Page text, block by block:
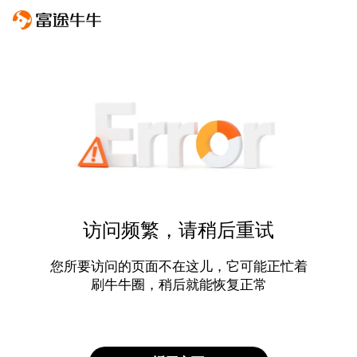
访问频繁，请稍后重试
您所要访问的页面不在这儿，它可能正忙着
刷牛牛圈，稍后就能恢复正常